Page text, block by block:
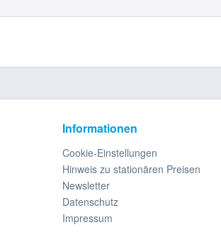
Informationen
Cookie-Einstellungen
Hinweis zu stationären Preisen
Newsletter
Datenschutz
Impressum